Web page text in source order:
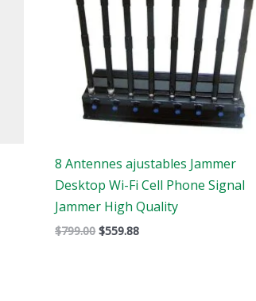
8 Antennes ajustables Jammer
Desktop Wi-Fi Cell Phone Signal
Jammer High Quality
$799.00 $559.88